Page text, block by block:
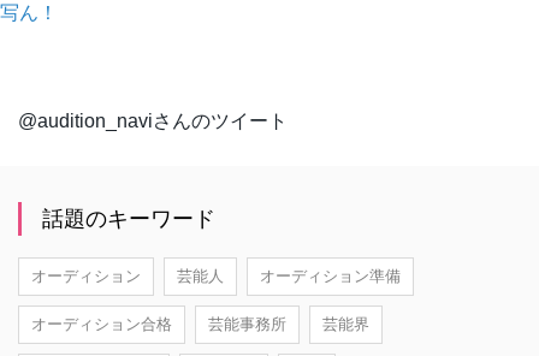
写ん！
@audition_naviさんのツイート
話題のキーワード
オーディション 芸能人 オーディション準備
オーディション合格 芸能事務所 芸能界